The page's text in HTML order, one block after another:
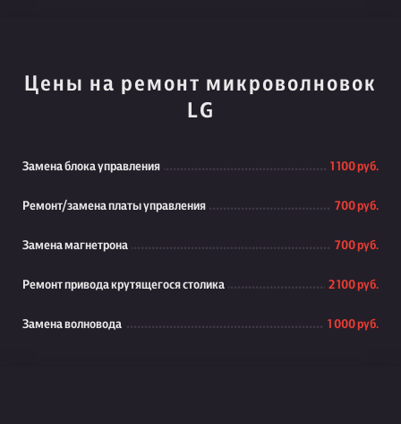
Цены на ремонт микроволновок
LG
Замена блока управления 1 100 руб.
Ремонт/замена платы управления 700 руб.
Замена магнетрона 700 руб.
Ремонт привода крутящегося столика 2 100 руб.
Замена волновода 1 000 руб.